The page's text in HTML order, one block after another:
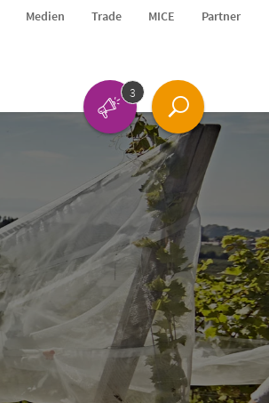
Medien Trade MICE Partner
3